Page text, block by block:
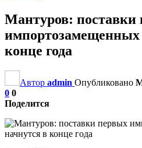
Мантуров: поставки
импортозамещенных
конце года
Автор admin Опубликовано
0 0
Поделится